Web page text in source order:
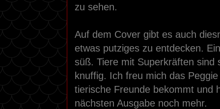
zu sehen.
Auf dem Cover gibt es auch
etwas putziges zu entdecken.
süß. Tiere mit Superkräften sind
knuffig. Ich freu mich das
tierische Freunde bekommt und
nächsten Ausgabe noch mehr.